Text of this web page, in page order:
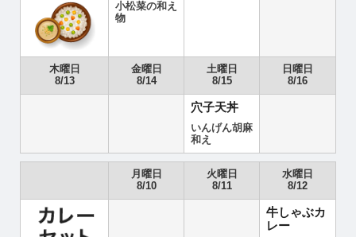
小松菜の和え
物
木曜日
8/13
金曜日
8/14
土曜日
8/15
日曜日
8/16
穴子天丼
いんげん胡麻
和え
月曜日
8/10
火曜日
8/11
水曜日
8/12
牛しゃぶカ
レー